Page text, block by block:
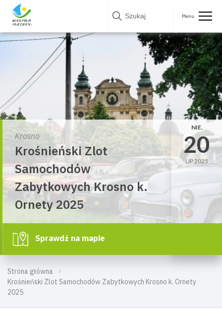
Skip
Strona główna
Krośnieński Zlot Samochodów Zabytkowych Krosno k. Ornety
2025
Krosno
Krośnieński Zlot
Samochodów
Zabytkowych Krosno k.
Ornety 2025
NIE.
20
LIP 2025
Sprawdź na mapie